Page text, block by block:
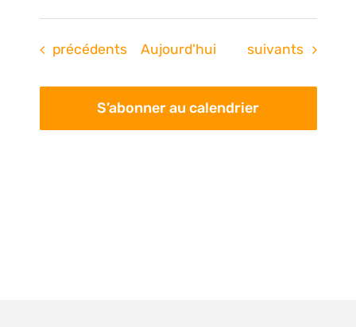
Évènements
précédents Aujourd'hui Évènements
suivants
S’abonner au calendrier